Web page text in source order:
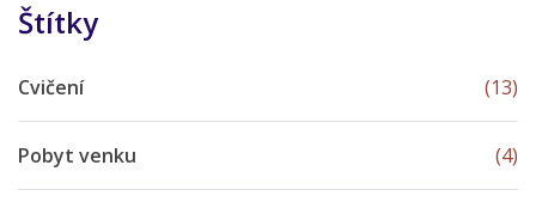
Štítky
Cvičení (13)
Pobyt venku (4)